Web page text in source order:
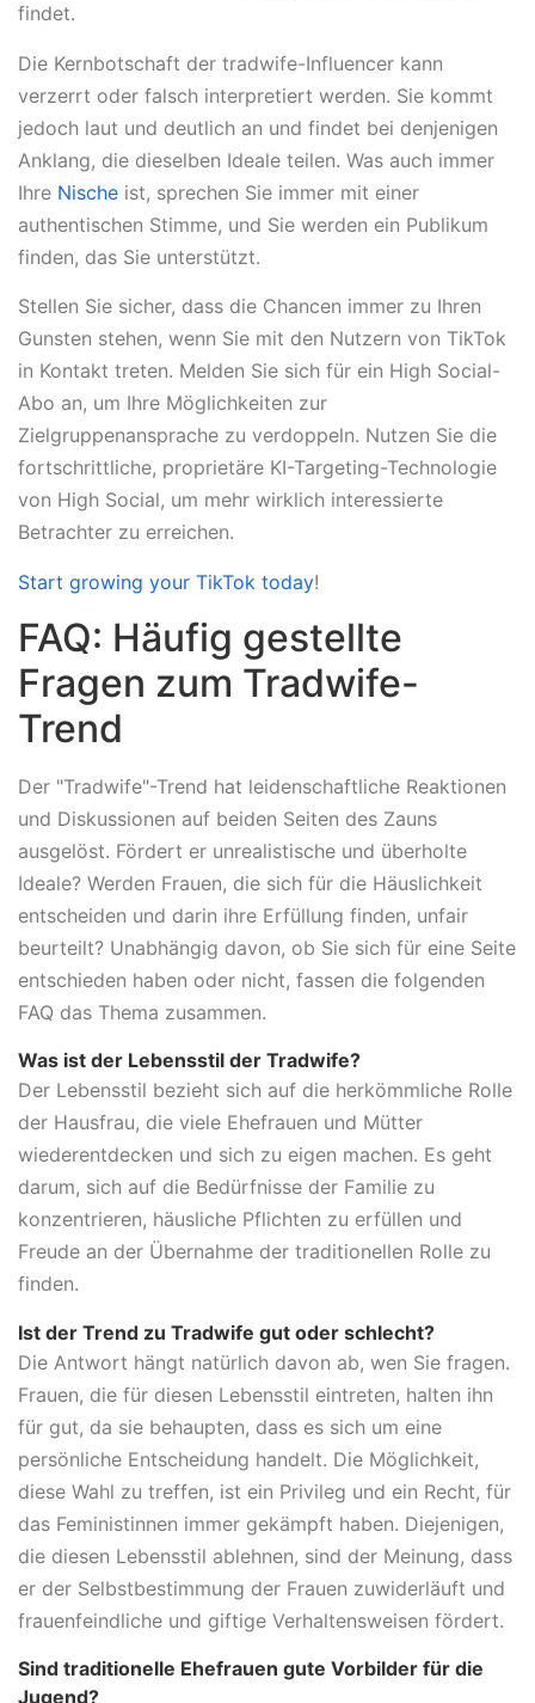
findet.
Die Kernbotschaft der tradwife-Influencer kann
verzerrt oder falsch interpretiert werden. Sie kommt
jedoch laut und deutlich an und findet bei denjenigen
Anklang, die dieselben Ideale teilen. Was auch immer
Ihre Nische ist, sprechen Sie immer mit einer
authentischen Stimme, und Sie werden ein Publikum
finden, das Sie unterstützt.
Stellen Sie sicher, dass die Chancen immer zu Ihren
Gunsten stehen, wenn Sie mit den Nutzern von TikTok
in Kontakt treten. Melden Sie sich für ein High Social-
Abo an, um Ihre Möglichkeiten zur
Zielgruppenansprache zu verdoppeln. Nutzen Sie die
fortschrittliche, proprietäre KI-Targeting-Technologie
von High Social, um mehr wirklich interessierte
Betrachter zu erreichen.
Start growing your TikTok today!
FAQ: Häufig gestellte
Fragen zum Tradwife-
Trend
Der "Tradwife"-Trend hat leidenschaftliche Reaktionen
und Diskussionen auf beiden Seiten des Zauns
ausgelöst. Fördert er unrealistische und überholte
Ideale? Werden Frauen, die sich für die Häuslichkeit
entscheiden und darin ihre Erfüllung finden, unfair
beurteilt? Unabhängig davon, ob Sie sich für eine Seite
entschieden haben oder nicht, fassen die folgenden
FAQ das Thema zusammen.
Was ist der Lebensstil der Tradwife?
Der Lebensstil bezieht sich auf die herkömmliche Rolle
der Hausfrau, die viele Ehefrauen und Mütter
wiederentdecken und sich zu eigen machen. Es geht
darum, sich auf die Bedürfnisse der Familie zu
konzentrieren, häusliche Pflichten zu erfüllen und
Freude an der Übernahme der traditionellen Rolle zu
finden.
Ist der Trend zu Tradwife gut oder schlecht?
Die Antwort hängt natürlich davon ab, wen Sie fragen.
Frauen, die für diesen Lebensstil eintreten, halten ihn
für gut, da sie behaupten, dass es sich um eine
persönliche Entscheidung handelt. Die Möglichkeit,
diese Wahl zu treffen, ist ein Privileg und ein Recht, für
das Feministinnen immer gekämpft haben. Diejenigen,
die diesen Lebensstil ablehnen, sind der Meinung, dass
er der Selbstbestimmung der Frauen zuwiderläuft und
frauenfeindliche und giftige Verhaltensweisen fördert.
Sind traditionelle Ehefrauen gute Vorbilder für die
Jugend?